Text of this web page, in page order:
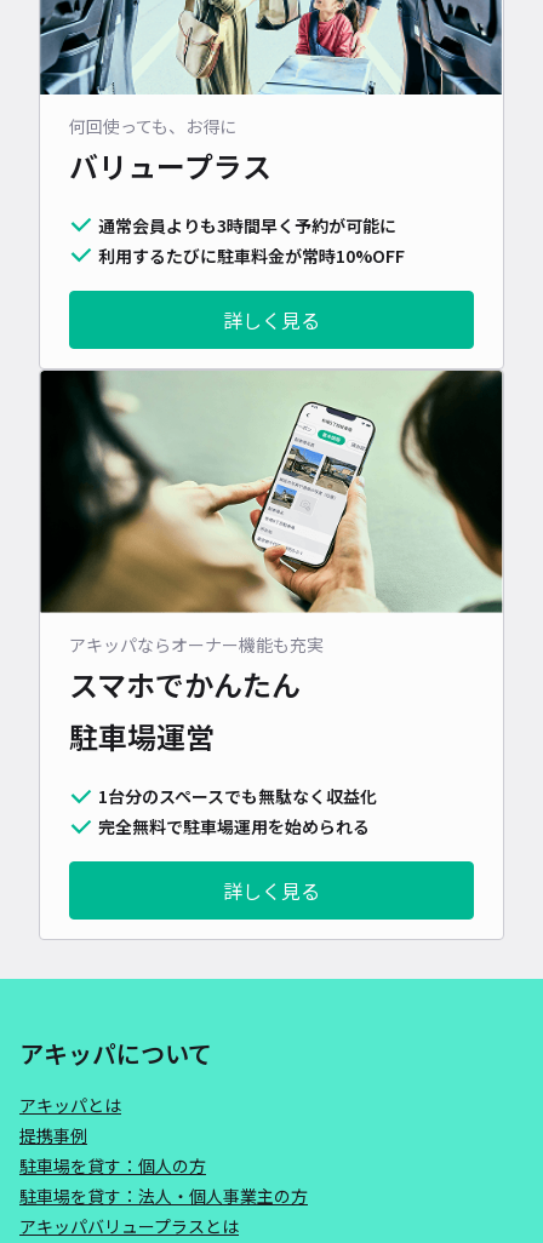
何回使っても、お得に
バリュープラス
通常会員よりも3時間早く予約が可能に
利用するたびに駐車料金が常時10%OFF
詳しく見る
アキッパならオーナー機能も充実
スマホでかんたん
駐車場運営
1台分のスペースでも無駄なく収益化
完全無料で駐車場運用を始められる
詳しく見る
アキッパについて
アキッパとは
提携事例
駐車場を貸す：個人の方
駐車場を貸す：法人・個人事業主の方
アキッパバリュープラスとは